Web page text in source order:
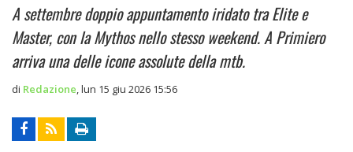
A settembre doppio appuntamento iridato tra Elite e
Master, con la Mythos nello stesso weekend. A Primiero
arriva una delle icone assolute della mtb.
di Redazione lun 15 giu 2026 15:56